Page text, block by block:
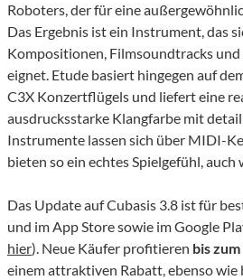
Roboters, der für eine
Das Ergebnis ist ein Instrument, das
Kompositionen, Filmsoundtracks
eignet. Etude basiert hingegen auf
C3X Konzertflügels und liefert eine
ausdrucksstarke Klangfarbe mit
Instrumente lassen sich über MIDI-
bieten so ein echtes Spielgefühl,
Das Update auf Cubasis 3.8 ist für
und im App Store sowie im Google
hier). Neue Käufer profitieren bis
einem attraktiven Rabatt, ebenso